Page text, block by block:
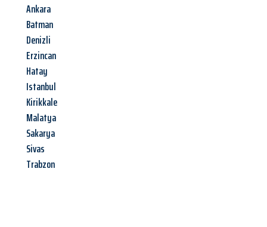
Ankara
Batman
Denizli
Erzincan
Hatay
Istanbul
Kirikkale
Malatya
Sakarya
Sivas
Trabzon